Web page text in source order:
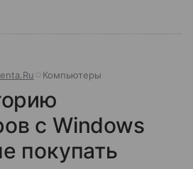
Компьютеры
с Windows
покупать